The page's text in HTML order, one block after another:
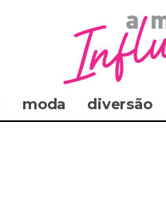
moda diversão